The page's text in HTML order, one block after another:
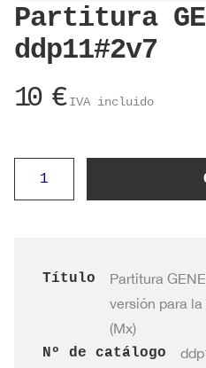
Partitura
ddp11#2v7
10 € IVA incluido
Partitura
cantidad
Título
Partitura
versión para
(Mx)
Nº de catálogo